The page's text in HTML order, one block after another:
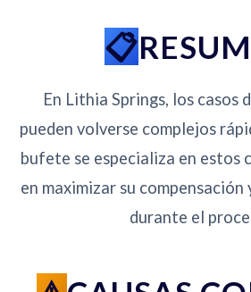
En Lithia Springs, los casos
pueden volverse complejos
bufete se especializa en estos
en maximizar su
durante el